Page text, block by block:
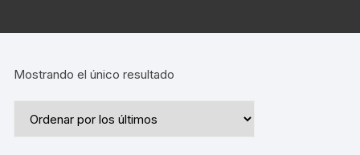
Mostrando el único resultado